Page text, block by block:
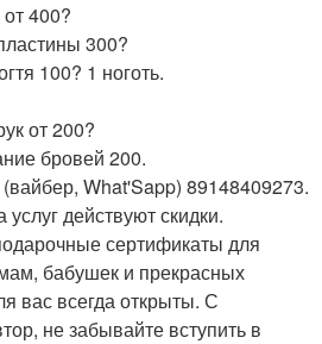
400?
300?
100? 1 ноготь.
от 200?
бровей 200.
What'Sapp) 89148409273.
действуют скидки.
сертификаты для
бабушек и прекрасных
вас всегда открыты. С
не забывайте вступить в